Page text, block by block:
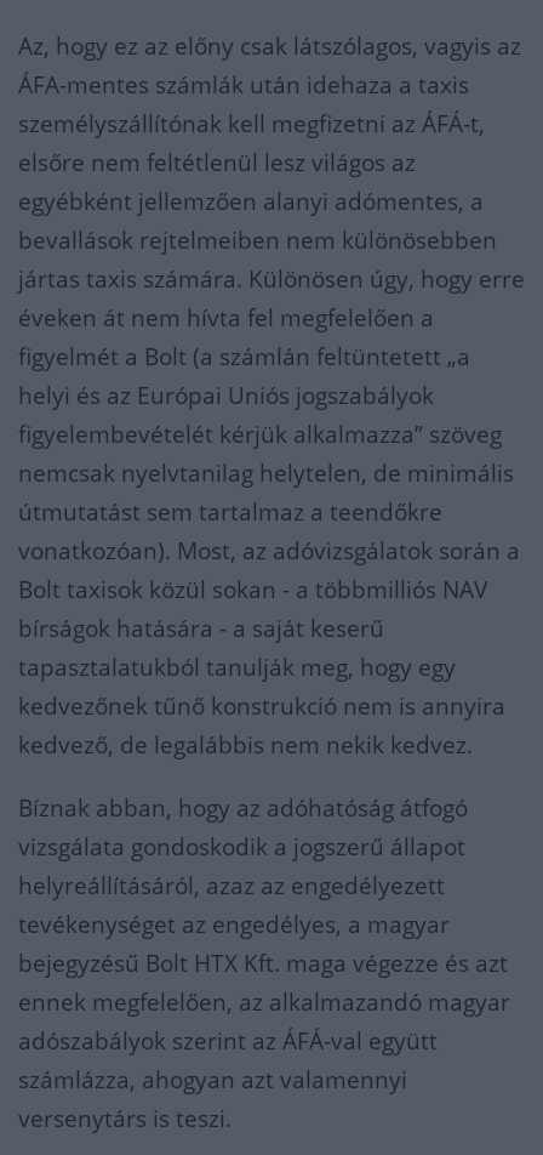
Az, hogy ez az előny csak látszólagos, vagyis az
ÁFA-mentes számlák után idehaza a taxis
személyszállítónak kell megfizetni az ÁFÁ-t,
elsőre nem feltétlenül lesz világos az
egyébként jellemzően alanyi adómentes, a
bevallások rejtelmeiben nem különösebben
jártas taxis számára. Különösen úgy, hogy erre
éveken át nem hívta fel megfelelően a
figyelmét a Bolt (a számlán feltüntetett „a
helyi és az Európai Uniós jogszabályok
figyelembevételét kérjük alkalmazza” szöveg
nemcsak nyelvtanilag helytelen, de minimális
útmutatást sem tartalmaz a teendőkre
vonatkozóan). Most, az adóvizsgálatok során a
Bolt taxisok közül sokan - a többmilliós NAV
bírságok hatására - a saját keserű
tapasztalatukból tanulják meg, hogy egy
kedvezőnek tűnő konstrukció nem is annyira
kedvező, de legalábbis nem nekik kedvez.
Bíznak abban, hogy az adóhatóság átfogó
vizsgálata gondoskodik a jogszerű állapot
helyreállításáról, azaz az engedélyezett
tevékenységet az engedélyes, a magyar
bejegyzésű Bolt HTX Kft. maga végezze és azt
ennek megfelelően, az alkalmazandó magyar
adószabályok szerint az ÁFÁ-val együtt
számlázza, ahogyan azt valamennyi
versenytárs is teszi.